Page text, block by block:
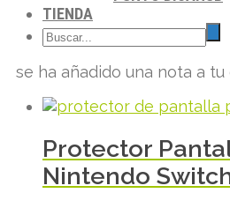
TIENDA
se ha añadido una nota a tu
Protector
Nintendo